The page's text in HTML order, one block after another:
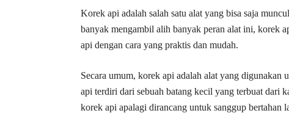
Korek api adalah salah satu alat yang bisa saja
banyak mengambil alih banyak peran alat ini, korek
api dengan cara yang praktis dan mudah.
Secara umum, korek api adalah alat yang
api terdiri dari sebuah batang kecil yang terbuat dari
korek api apalagi dirancang untuk sanggup bertahan